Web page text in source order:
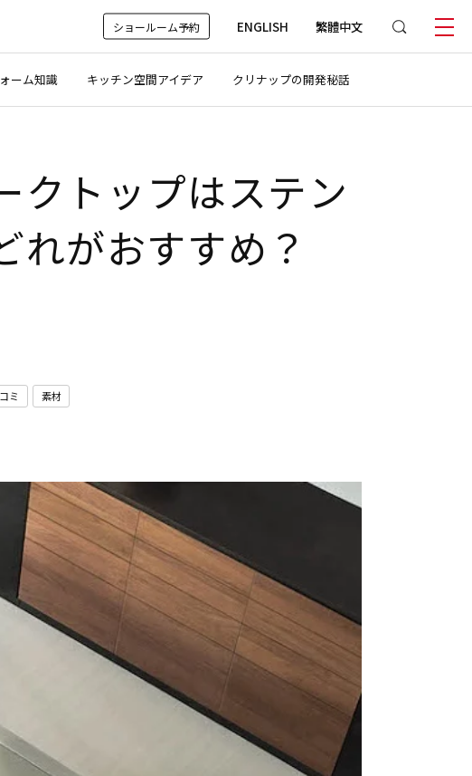
ショールーム予約 ENGLISH 繁體中文
ーム知識 キッチン空間アイデア クリナップの開発秘話
クトップはステン
れがおすすめ？
ミ 素材